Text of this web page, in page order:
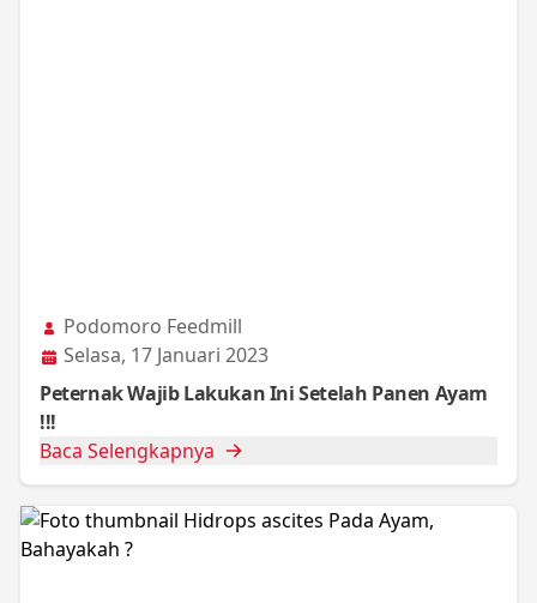
Podomoro Feedmill
Selasa, 17 Januari 2023
Peternak Wajib Lakukan Ini Setelah Panen Ayam
!!!
Baca Selengkapnya